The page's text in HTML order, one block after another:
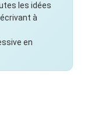
les idées
à
en